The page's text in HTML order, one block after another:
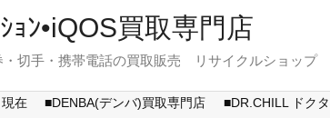
ｮﾝ•iQOS買取専門店
・切手・携帯電話の買取販売 リサイクルショッ
在 ■DENBA(デンバ)買取専門店
■DR.CHILL ドク